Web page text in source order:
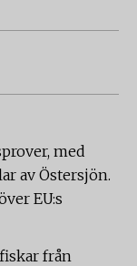
med
av Östersjön.
EU:s
från